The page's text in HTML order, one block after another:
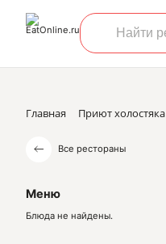
Главная Приют холостяка
Все рестораны
Меню
Блюда не найдены.